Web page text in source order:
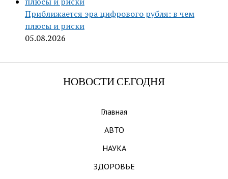
Приближается эра цифрового рубля: в чем
плюсы и риски
05.08.2026
НОВОСТИ СЕГОДНЯ
Главная
АВТО
НАУКА
ЗДОРОВЬЕ